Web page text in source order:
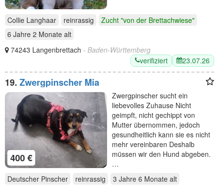
Collie Langhaar reinrassig
Zucht "von der Brettachwiese"
6 Jahre 2 Monate alt
74243 Langenbrettach - Baden-Württemberg
verifiziert
23.07.26
19. Zwergpinscher Mia
400 €
Zwergpinscher sucht ein
liebevolles Zuhause Nicht
geimpft, nicht gechippt von
Mutter übernommen, jedoch
gesundheitlich kann sie es nicht
mehr vereinbaren Deshalb
müssen wir den Hund abgeben.
…
Deutscher Pinscher
reinrassig 3 Jahre 6 Monate alt